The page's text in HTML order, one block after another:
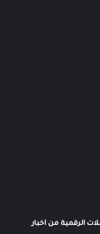
الرقمية من اخبار